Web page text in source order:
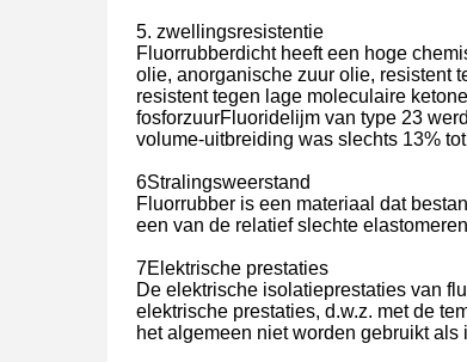
Laat
5. zwellingsresistentie
Fluorrubberdicht heeft een hoge
olie, anorganische zuur olie, resistent
resistent tegen lage moleculaire
fosforzuurFluoridelijm van type 23
volume-uitbreiding was slechts 13%
6Stralingsweerstand
Fluorrubber is een materiaal dat
een van de relatief slechte
7Elektrische prestaties
De elektrische isolatieprestaties van
elektrische prestaties, d.w.z. met de
het algemeen niet worden gebruikt